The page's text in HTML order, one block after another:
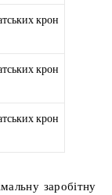
крон
крон
крон
заробітну